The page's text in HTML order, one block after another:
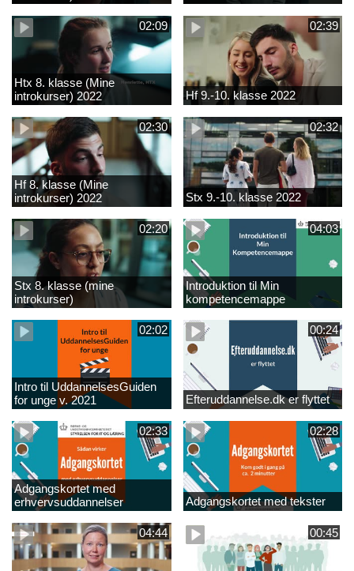
02:09
Htx 8. klasse (Mine
introkurser) 2022
02:39
Hf 9.-10. klasse 2022
02:30
Hf 8. klasse (Mine
introkurser) 2022
02:32
Stx 9.-10. klasse 2022
02:20
Stx 8. klasse (mine
introkurser)
04:03
Introduktion til Min
kompetencemappe
02:02
Intro til UddannelsesGuiden
for unge v. 2021
00:24
Efteruddannelse.dk er flyttet
02:33
Adgangskortet med
erhvervsuddannelser
02:28
Adgangskortet med tekster
04:44 00:45